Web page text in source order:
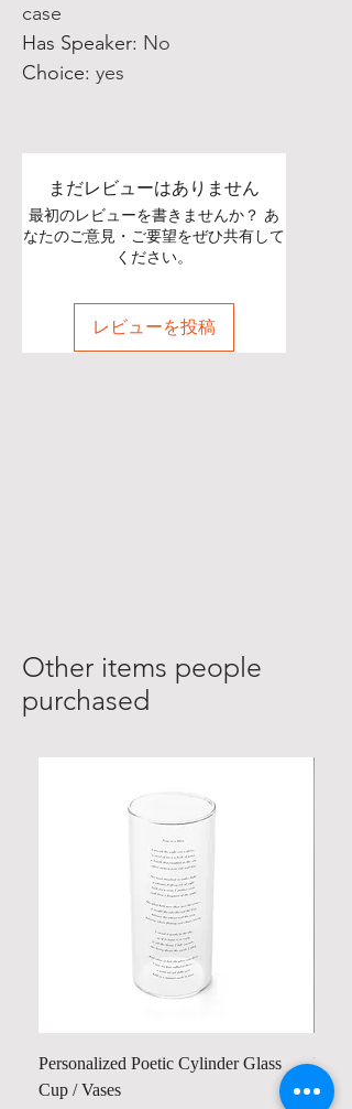
case
Has Speaker: No
Choice: yes
まだレビューはありません
最初のレビューを書きませんか？ あ
なたのご意見・ご要望をぜひ共有して
ください。
レビューを投稿
Other items people
purchased
Personalized Poetic Cylinder Glass
Cup / Vases